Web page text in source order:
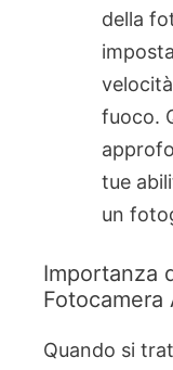
della
fuoco.
tue
un
Importanza
Fotocamera
Quando si